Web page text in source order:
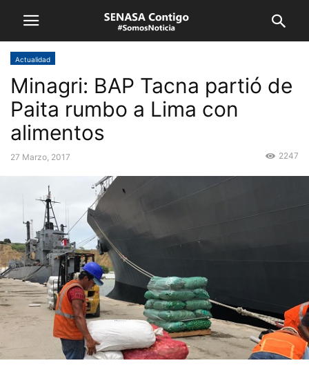
Actualidad
Minagri: BAP Tacna partió de
Paita rumbo a Lima con
alimentos
27 Marzo, 2017 2247